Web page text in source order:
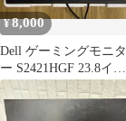
¥8,000
Dell ゲーミングモニタ
ー S2421HGF 23.8イン
チ 144Hz